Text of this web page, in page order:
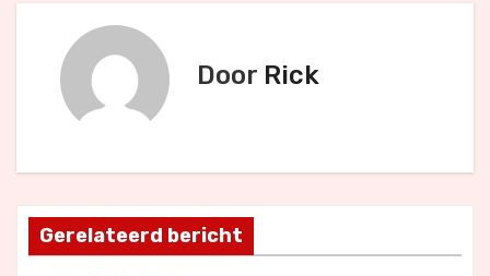
t
n
Door Rick
Gerelateerd bericht